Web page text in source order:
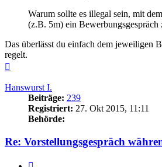
Warum sollte es illegal sein, mit
(z.B. 5m) ein Bewerbungsgespräch
Das überlässt du einfach dem jeweiligen
regelt.
Hanswurst I.
Beiträge: 239
Registriert: 27. Okt 2015, 11:11
Behörde:
Re: Vorstellungsgespräch